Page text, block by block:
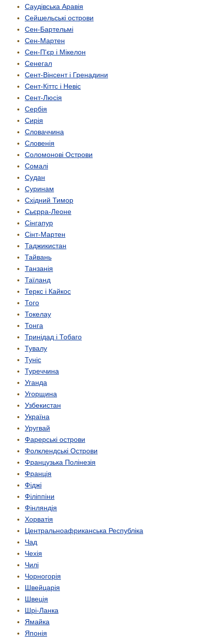
Саудівська Аравія
Сейшельські острови
Сен-Бартельмі
Сен-Мартен
Сен-П'єр і Мікелон
Сенегал
Сент-Вінсент і Гренадини
Сент-Кіттс і Невіс
Сент-Люсія
Сербія
Сирія
Словаччина
Словенія
Соломонові Острови
Сомалі
Судан
Суринам
Східний Тимор
Сьєрра-Леоне
Сінгапур
Сінт-Мартен
Таджикистан
Тайвань
Танзанія
Таїланд
Теркс і Кайкос
Того
Токелау
Тонга
Тринідад і Тобаго
Тувалу
Туніс
Туреччина
Уганда
Угорщина
Узбекистан
Україна
Уругвай
Фарерські острови
Фолклендські Острови
Французька Полінезія
Франція
Фіджі
Філіппіни
Фінляндія
Хорватія
Центрально­африканська Республіка
Чад
Чехія
Чилі
Чорногорія
Швейцарія
Швеція
Шрі-Ланка
Ямайка
Японія